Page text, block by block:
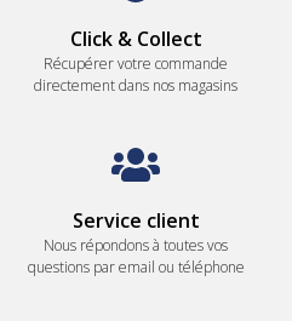
Click & Collect
Récupérer votre commande
directement dans nos magasins
Service client
Nous répondons à toutes vos
questions par email ou téléphone